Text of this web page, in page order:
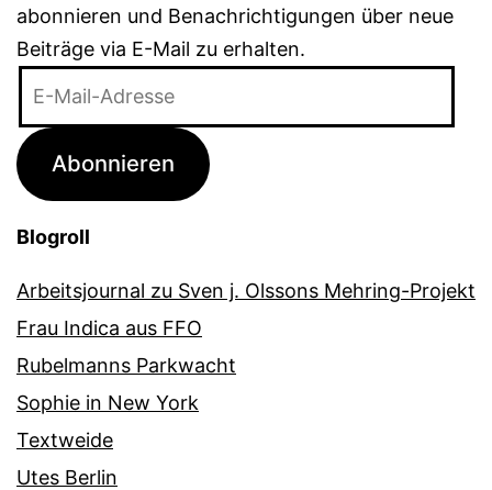
abonnieren und Benachrichtigungen über neue
Beiträge via E-Mail zu erhalten.
Adresse
Abonnieren
Blogroll
Arbeitsjournal zu Sven j. Olssons Mehring-Projekt
Frau Indica aus FFO
Rubelmanns Parkwacht
Sophie in New York
Textweide
Utes Berlin